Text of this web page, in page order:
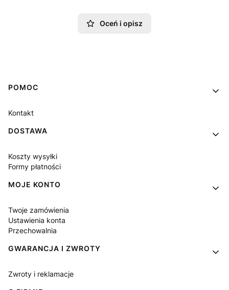
Oceń i opisz
Linki w stopce
POMOC
Kontakt
DOSTAWA
Koszty wysyłki
Formy płatności
MOJE KONTO
Twoje zamówienia
Ustawienia konta
Przechowalnia
GWARANCJA I ZWROTY
Zwroty i reklamacje